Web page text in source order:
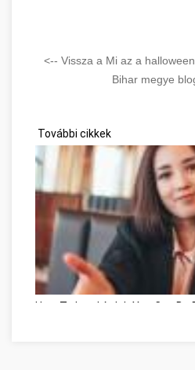
<-- Vissza a Mi az a
Bihar megye
További cikkek
How To Land A Job You Can Be